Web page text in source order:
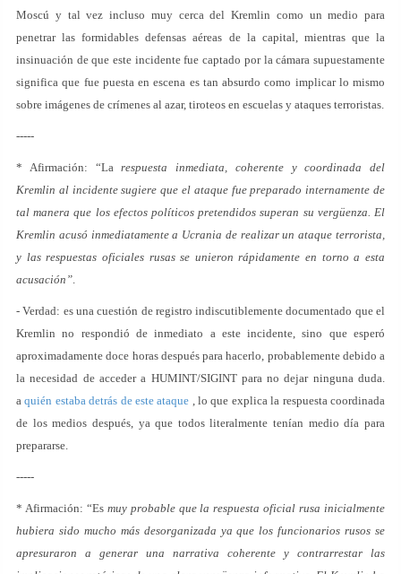
Moscú y tal vez incluso muy cerca del Kremlin como un medio para
penetrar las formidables defensas aéreas de la capital, mientras que la
insinuación de que este incidente fue captado por la cámara supuestamente
significa que fue puesta en escena es tan absurdo como implicar lo mismo
sobre imágenes de crímenes al azar, tiroteos en escuelas y ataques terroristas.
-----
* Afirmación: “Larespuesta inmediata, coherente y coordinada del
Kremlin al incidente sugiere que el ataque fue preparado internamente de
tal manera que los efectos políticos pretendidos superan su vergüenza. El
Kremlin acusó inmediatamente a Ucrania de realizar un ataque terrorista,
y las respuestas oficiales rusas se unieron rápidamente en torno a esta
acusación”.
- Verdad: es una cuestión de registro indiscutiblemente documentado que el
Kremlin no respondió de inmediato a este incidente, sino que esperó
aproximadamente doce horas después para hacerlo, probablemente debido a
la necesidad de acceder a HUMINT/SIGINT para no dejar ninguna duda.
aquién estaba detrás de este ataque , lo que explica la respuesta coordinada
de los medios después, ya que todos literalmente tenían medio día para
prepararse.
-----
* Afirmación: “Esmuy probable que la respuesta oficial rusa inicialmente
hubiera sido mucho más desorganizada ya que los funcionarios rusos se
apresuraron a generar una narrativa coherente y contrarrestar las